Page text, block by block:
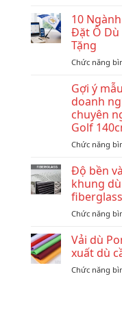
10
Đặt Ô Dù
Tặng
Chức năng
Gợi ý
doanh
chuyên
Golf
Chức năng
Độ bền
khung
Chức năng
Vải dù
xuất dù
Chức năng